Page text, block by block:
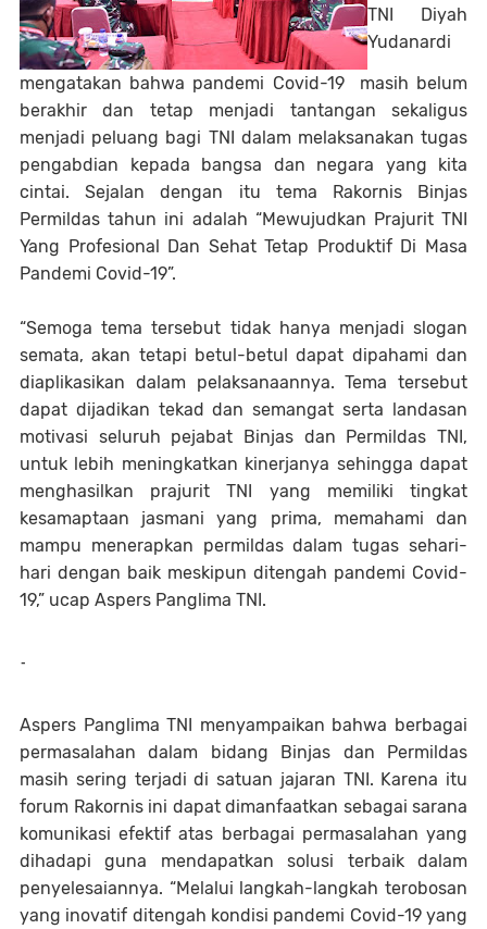
TNI Diyah
Yudanardi
mengatakan bahwa pandemi Covid-19 masih belum
berakhir dan tetap menjadi tantangan sekaligus
menjadi peluang bagi TNI dalam melaksanakan tugas
pengabdian kepada bangsa dan negara yang kita
cintai. Sejalan dengan itu tema Rakornis Binjas
Permildas tahun ini adalah “Mewujudkan Prajurit TNI
Yang Profesional Dan Sehat Tetap Produktif Di Masa
Pandemi Covid-19”.
“Semoga tema tersebut tidak hanya menjadi slogan
semata, akan tetapi betul-betul dapat dipahami dan
diaplikasikan dalam pelaksanaannya. Tema tersebut
dapat dijadikan tekad dan semangat serta landasan
motivasi seluruh pejabat Binjas dan Permildas TNI,
untuk lebih meningkatkan kinerjanya sehingga dapat
menghasilkan prajurit TNI yang memiliki tingkat
kesamaptaan jasmani yang prima, memahami dan
mampu menerapkan permildas dalam tugas sehari-
hari dengan baik meskipun ditengah pandemi Covid-
19,” ucap Aspers Panglima TNI.
-
Aspers Panglima TNI menyampaikan bahwa berbagai
permasalahan dalam bidang Binjas dan Permildas
masih sering terjadi di satuan jajaran TNI. Karena itu
forum Rakornis ini dapat dimanfaatkan sebagai sarana
komunikasi efektif atas berbagai permasalahan yang
dihadapi guna mendapatkan solusi terbaik dalam
penyelesaiannya. “Melalui langkah-langkah terobosan
yang inovatif ditengah kondisi pandemi Covid-19 yang